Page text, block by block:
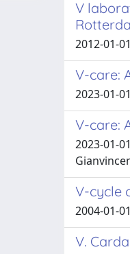
V
2012-01-
V-care:
2023-01-
V-care:
2023-01-
V-cycle
2004-01-
V.